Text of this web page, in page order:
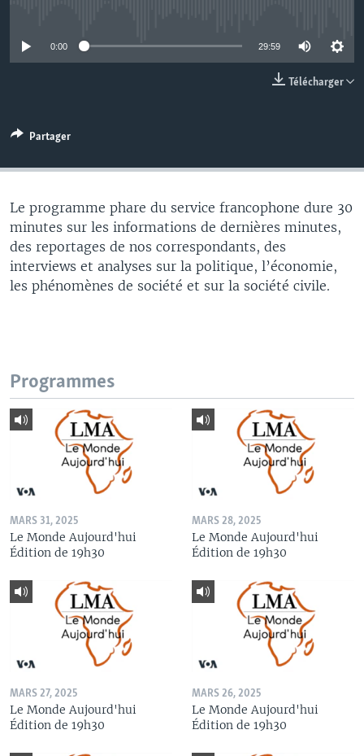
0:00 29:59
Télécharger
Partager
Le programme phare du service francophone dure 30
minutes sur les informations de dernières minutes,
des reportages de nos correspondants, des
interviews et analyses sur la politique, l’économie,
les phénomènes de société et sur la société civile.
Programmes
MARS 31, 2025
Le Monde Aujourd'hui
Édition de 19h30
MARS 28, 2025
Le Monde Aujourd'hui
Édition de 19h30
MARS 27, 2025
Le Monde Aujourd'hui
Édition de 19h30
MARS 26, 2025
Le Monde Aujourd'hui
Édition de 19h30